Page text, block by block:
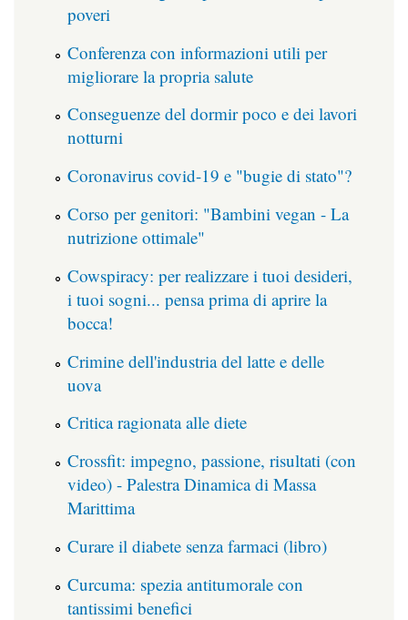
poveri
Conferenza con informazioni utili per
migliorare la propria salute
Conseguenze del dormir poco e dei lavori
notturni
Coronavirus covid-19 e "bugie di stato"?
Corso per genitori: "Bambini vegan - La
nutrizione ottimale"
Cowspiracy: per realizzare i tuoi desideri,
i tuoi sogni... pensa prima di aprire la
bocca!
Crimine dell'industria del latte e delle
uova
Critica ragionata alle diete
Crossfit: impegno, passione, risultati (con
video) - Palestra Dinamica di Massa
Marittima
Curare il diabete senza farmaci (libro)
Curcuma: spezia antitumorale con
tantissimi benefici